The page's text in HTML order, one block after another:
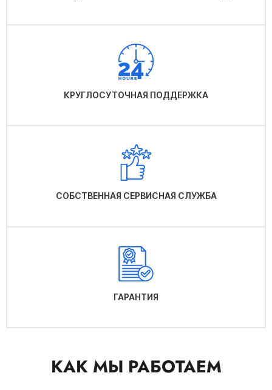
КРУГЛОСУТОЧНАЯ ПОДДЕРЖКА
СОБСТВЕННАЯ СЕРВИСНАЯ СЛУЖБА
ГАРАНТИЯ
КАК МЫ РАБОТАЕМ